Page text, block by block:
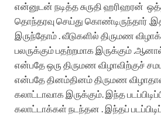
என்னுடன் நடித்த சுருதி ஹரிஹரன்
தொந்தரவு செய்து கொண்டிருந்தார்
இருந்தோம் .வீடுகளில் திருமண
பலருக்கும் பதற்றமாக இருக்கும் .ஆனால்
என்பதே ஒரு திருமண விழாவிற்குச்
என்பதே தினம்தினம் திருமண
கலாட்டாவாக இருக்கும். இந்த
கலாட்டாக்கள் நடந்தன . இந்தப்